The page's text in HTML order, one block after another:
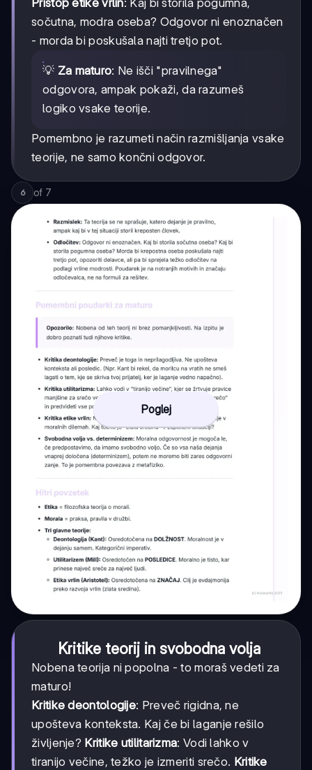
sočutna, modra oseba? Odgovor ni enoznačen
- morda bi poskušala najti tretjo pot.
💡 Za maturo: Ne išči "pravilnega"
odgovora, ampak pokaži, da razumeš
logiko vsake teorije.
Pomembno je razumeti način razmišljanja vsake
teorije, ne samo končni odgovor.
6 of 7
Poglej
Kritike teorij in svobodna volja
Nobena teorija ni popolna - to moraš vedeti za
maturo!
Kritike deontologije: Preveč rigidna, ne
upošteva konteksta. Kaj če bi laganje rešilo
življenje? Kritike utilitarizma: Vodi lahko v
tiranijo večine, težko je izmeriti srečo. Kritike